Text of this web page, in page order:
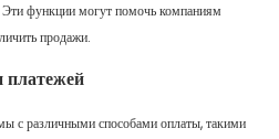
функции могут помочь компаниям
продажи.
платежей
с различными способами оплаты, такими